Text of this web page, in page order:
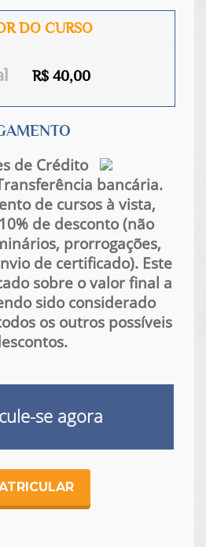
DO CURSO
R$ 40,00
de Crédito
bancária.
de cursos à vista,
de desconto (não
prorrogações,
de certificado). Este
sobre o valor final a
sido considerado
os outros possíveis
se agora